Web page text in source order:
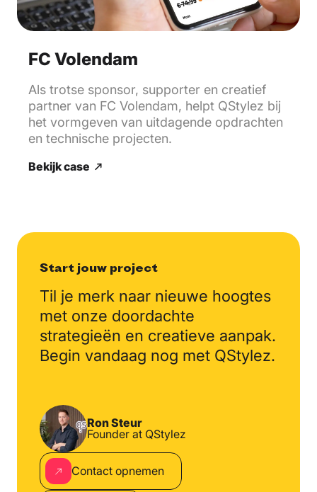
FC Volendam
Als trotse sponsor, supporter en creatief
partner van FC Volendam, helpt QStylez bij
het vormgeven van uitdagende opdrachten
en technische projecten.
Bekijk case
Start jouw project
Til je merk naar nieuwe hoogtes
met onze doordachte
strategieën en creatieve aanpak.
Begin vandaag nog met QStylez.
Ron Steur
Founder at QStylez
Contact opnemen